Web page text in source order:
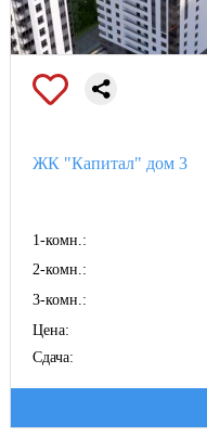
ЖК "Капитал" дом 3
1-комн.:
2-комн.:
3-комн.:
Цена:
Сдача: